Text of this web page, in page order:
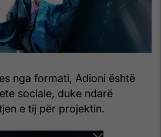
nga formati, Adioni është
sociale, duke ndarë
e tij për projektin.